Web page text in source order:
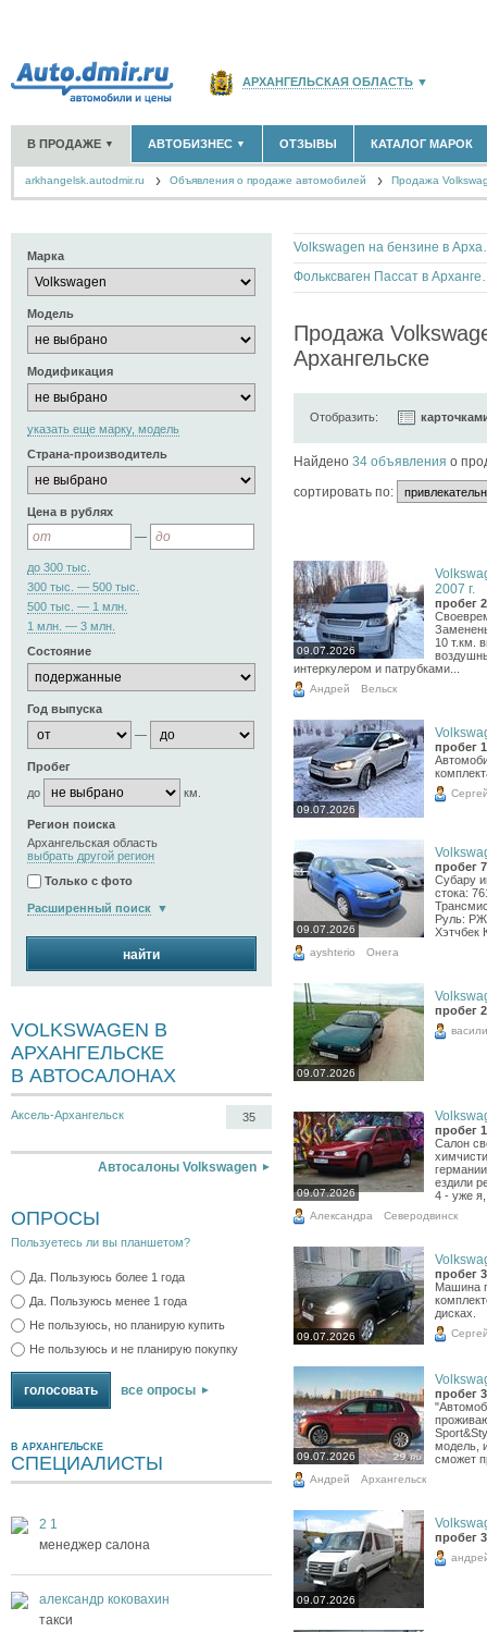
АРХАНГЕЛЬСКАЯ ОБЛАСТЬ ▼
МОСКВА И ОБЛАСТЬ(58183)
САНКТ-ПЕТЕРБУРГ И ОБЛАСТЬ(14298)
КРЫМ РЕСПУБЛИКА (412)
СЕВАСТОПОЛЬ(11)
В ПРОДАЖЕ ▼
НОВЫЕ АВТОМОБИЛИ(121)
АВТОБИЗНЕС ▼
ОФИЦИАЛЬНЫЕ ДИЛЕРЫ(13)
ТАКСИ(0)
ЗАПЧАСТИ(1)
ДОБАВИТЬ КОМПАНИЮ
СПЕЦИАЛИСТЫ(6)
ОТЗЫВЫ КАТАЛОГ МАРОК
arkhangelsk.autodmir.ru Объявления о продаже автомобилей Продажа
Марка
Модель
Модификация
указать еще марку, модель
Страна-производитель
Цена в рублях
—
до 300 тыс.
300 тыс. — 500 тыс.
500 тыс. — 1 млн.
1 млн. — 3 млн.
Состояние
Год выпуска
—
Пробег
до
км.
Регион поиска
Архангельская область
выбрать другой регион
Только с фото
Расширенный поиск
найти
VOLKSWAGEN В
АРХАНГЕЛЬСКЕ
В АВТОСАЛОНАХ
Аксель-Архангельск 35
Автосалоны Volkswagen
ОПРОСЫ
Пользуетесь ли вы планшетом?
Да. Пользуюсь более 1 года
Да. Пользуюсь менее 1 года
Не пользуюсь, но планирую купить
Не пользуюсь и не планирую покупку
все опросы
В АРХАНГЕЛЬСКЕ
СПЕЦИАЛИСТЫ
2 1
менеджер салона
александр коковахин
такси
Продажа
Архангельске
Отобразить:
Найдено 34 объявления о
cортировать по:
09.07.2026
2007 г.
пробег
10 т.км.
интеркулером и патрубками...
Андрей Вельск
09.07.2026
пробег
09.07.2026
пробег
Субару
стока:
Руль:
Хэтчбек
ayshterio Онега
09.07.2026
пробег
09.07.2026
пробег
Салон
ездили
4 - уже
Александра Северодвинск
09.07.2026
пробег
Машина
дисках.
09.07.2026
пробег
модель,
сможет
Андрей Архангельск
09.07.2026
пробег